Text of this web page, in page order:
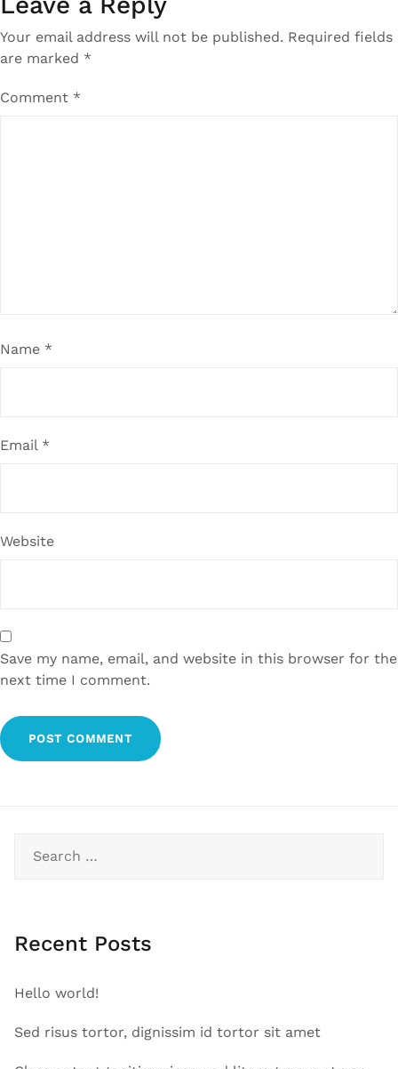
Your email address will not be published. Required fields
are marked *
Comment *
Name *
Email *
Website
Save my name, email, and website in this browser for the
next time I comment.
for:
Recent Posts
Hello world!
Sed risus tortor, dignissim id tortor sit amet